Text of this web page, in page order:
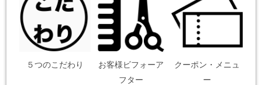
５つのこだわり
お客様ビフォーア
フター
クーポン・メニュ
ー